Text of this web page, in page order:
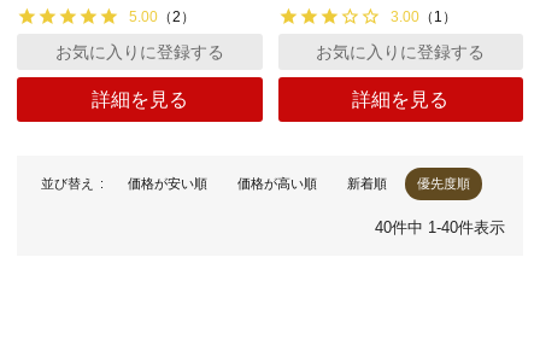
5.00 （2 ）
詳細を見る
お気に入りに登録する
3.00（ 1 ）
詳細を見る
お気に入りに登録する
並び替え 価格が安い順 価格が高い順 新着順 優先度順
40件中 1-40件表示